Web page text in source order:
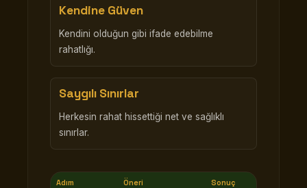
Kendine Güven
Kendini olduğun gibi ifade edebilme
rahatlığı.
Saygılı Sınırlar
Herkesin rahat hissettiği net ve sağlıklı
sınırlar.
Adım Öneri Sonuç